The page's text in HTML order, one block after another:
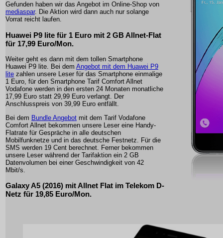
Gefunden haben wir das Angebot im Online-Shop von
mediaspar. Die Aktion wird dann auch nur solange
Vorrat reicht laufen.
Huawei P9 lite für 1 Euro mit 2 GB Allnet-Flat
für 17,99 Euro/Mon.
Weiter geht es dann mit dem tollen Smartphone
Huawei P9 lite. Bei dem Angebot mit dem Huawei P9
lite zahlen unsere Leser für das Smartphone einmalige
1 Euro, für den Smartphone Tarif Comfort Allnet
Vodafone werden in den ersten 24 Monaten monatliche
17,99 Euro statt 29,99 Euro verlangt. Der
Anschlusspreis von 39,99 Euro entfällt.
Bei dem Bundle Angebot mit dem Tarif Vodafone
Comfort Allnet bekommen unsere Leser eine Handy-
Flatrate für Gespräche in alle deutschen
Mobilfunknetze und in das deutsche Festnetz. Für die
SMS werden 19 Cent berechnet. Ferner bekommen
unsere Leser während der Tarifaktion ein 2 GB
Datenvolumen bei einer Geschwindigkeit von 42
Mbit/s.
Galaxy A5 (2016) mit Allnet Flat im Telekom D-
Netz für 19,85 Euro/Mon.